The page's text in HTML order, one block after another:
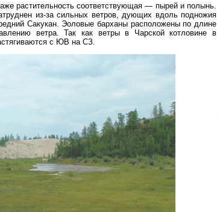
растительность соответствующая — пырей и полынь.
из-за сильных ветров, дующих вдоль подножия
Сакукан. Эоловые барханы расположены по длине
ветра. Так как ветры в Чарской котловине в
с ЮВ на СЗ.